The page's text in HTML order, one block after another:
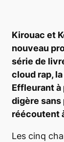
Kirouac et
nouveau
série de
cloud rap,
Effleurant à
digère sans
réécoutent
Les cinq